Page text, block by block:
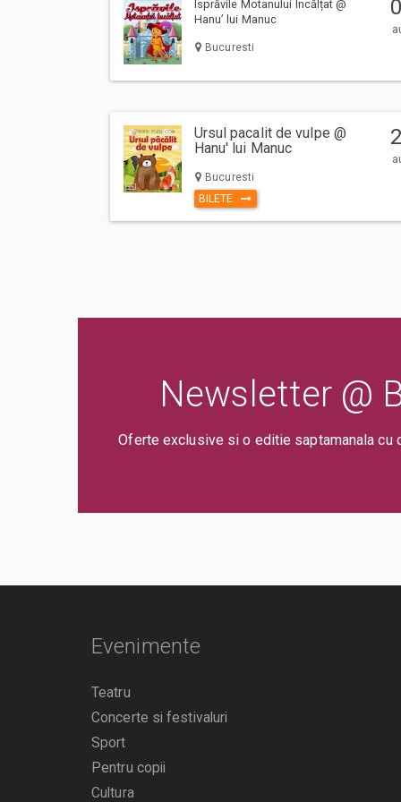
Comision ticketing - 7%
Taxa emitere bilet - 1 RON
Un bilet este valabil pentru o singura persoana. Toti
trebuie sa cumpere bilet sau abonament, indiferent de
Va rugam sa respectati orele de acces in sala de
evenimentului inscriptionate pe bilet, pentru a evita
deranjarea celorlalti spectatori dupa inceperea
Isprăvile Motanului Încălțat @
Hanu’ lui Manuc
Bucuresti
Ursul pacalit de vulpe @
Hanu' lui Manuc
Bucuresti
BILETE
Newsletter @
Oferte exclusive si o editie saptamanala cu
Evenimente
Teatru
Concerte si festivaluri
Sport
Pentru copii
Cultura